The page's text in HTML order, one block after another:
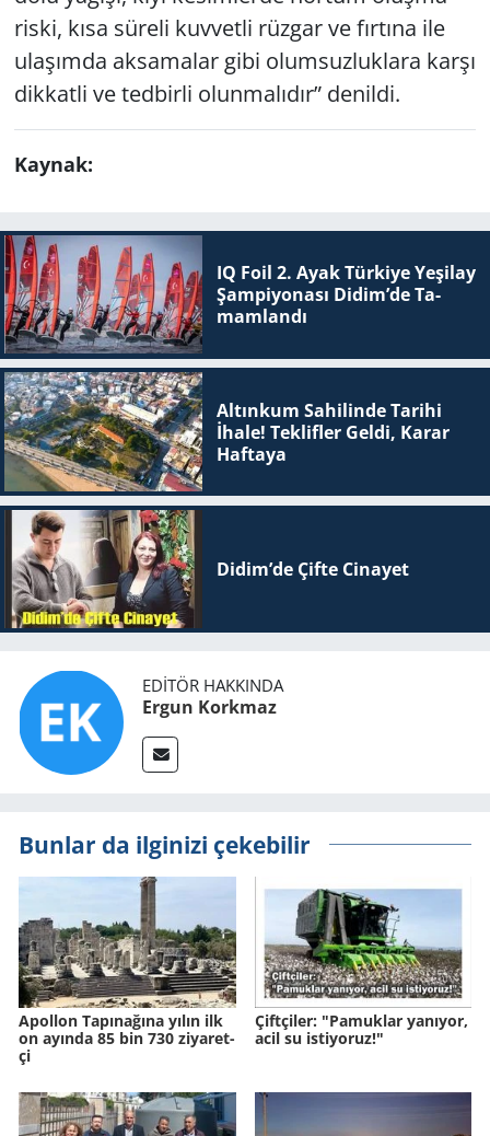
riski, kısa süreli kuvvetli rüzgar ve fırtına ile
ulaşımda aksamalar gibi olumsuzluklara karşı
dikkatli ve tedbirli olunmalıdır” denildi.
Kaynak:
IQ Foil 2. Ayak Tür­ki­ye Ye­şi­lay
Şam­pi­yo­na­sı Didim’de Ta­
mam­lan­dı
Altınkum Sahilinde Tarihi
İhale! Teklifler Geldi, Karar
Haftaya
Didim’de Çifte Ci­na­yet
EDITÖR HAKKINDA
Ergun Korkmaz
Bunlar da ilginizi çekebilir
Apol­lon Ta­pı­na­ğına yılın ilk
on ayın­da 85 bin 730 zi­ya­ret­
çi
Çift­çi­ler: "Pa­muk­lar ya­nı­yor,
acil su is­ti­yo­ruz!"